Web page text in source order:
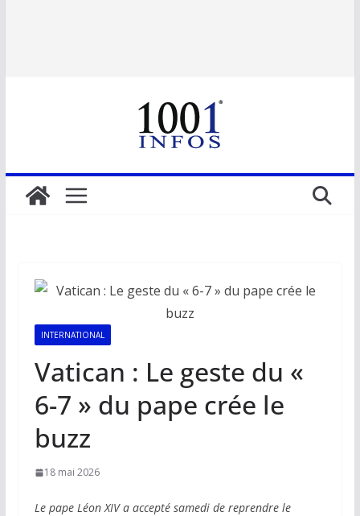
INTERNATIONAL
Vatican : Le geste du «
6-7 » du pape crée le
buzz
18 mai 2026
Le pape Léon XIV a accepté samedi de reprendre le